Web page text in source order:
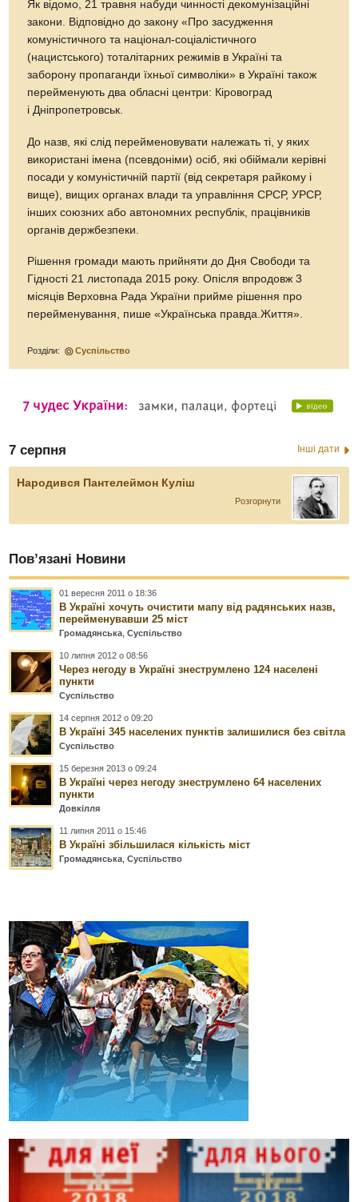
Як відомо, 21 травня набуди чинності декомунізаційні
закони. Відповідно до закону «Про засудження
комуністичного та націонал-соціалістичного
(нацистського) тоталітарних режимів в Україні та
заборону пропаганди їхньої символіки» в Україні також
перейменують два обласні центри: Кіровоград
і Дніпропетровськ.
До назв, які слід перейменовувати належать ті, у яких
використані імена (псевдоніми) осіб, які обіймали керівні
посади у комуністичній партії (від секретаря райкому і
вище), вищих органах влади та управління СРСР, УРСР,
інших союзних або автономних республік, працівників
органів держбезпеки.
Рішення громади мають прийняти до Дня Свободи та
Гідності 21 листопада 2015 року. Опісля впродовж 3
місяців Верховна Рада України прийме рішення про
перейменування, пише «Українська правда.Життя».
Розділи: Суспільство
7 серпня Інші дати
Народився Пантелеймон Куліш
Розгорнути
Пов’язані Новини
01 вересня 2011 о 18:36
В Україні хочуть очистити мапу від радянських назв,
перейменувавши 25 міст
Громадянська ,Суспільство
10 липня 2012 о 08:56
Через негоду в Україні знеструмлено 124 населені
пункти
Суспільство
14 серпня 2012 о 09:20
В Україні 345 населених пунктів залишилися без світла
Суспільство
15 березня 2013 о 09:24
В Україні через негоду знеструмлено 64 населених
пункти
Довкілля
11 липня 2011 о 15:46
В Україні збільшилася кількість міст
Громадянська ,Суспільство